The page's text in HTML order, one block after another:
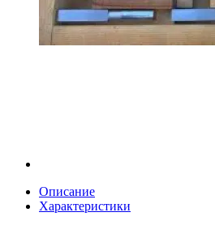
Описание
Характеристики